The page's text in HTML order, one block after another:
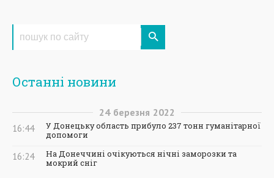
Останні новини
24 березня 2022
16:44
У Донецьку область прибуло 237 тонн гуманітарної
допомоги
16:24
На Донеччині очікуються нічні заморозки та
мокрий сніг